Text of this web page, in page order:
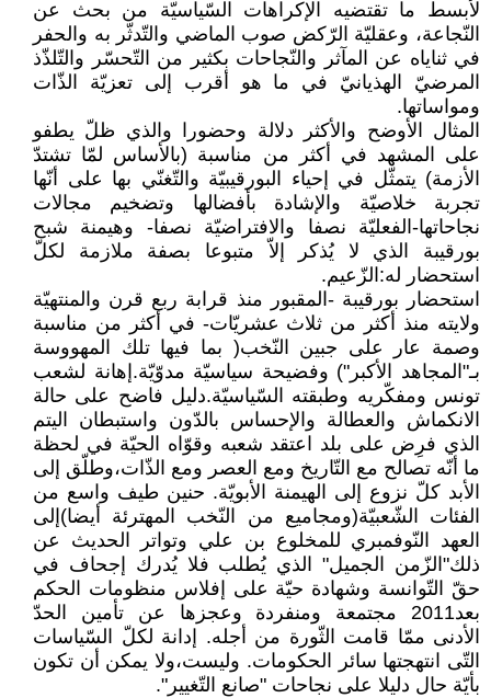
لأبسط ما تقتضيه الإكراهات السّياسيّة من بحث عن
النّجاعة، وعقليّة الرّكض صوب الماضي والتّدثّر به والحفر
في ثناياه عن المآثر والنّجاحات بكثير من التّحسّر والتّلذّذ
المرضيّ الهذيانيّ في ما هو أقرب إلى تعزيّة الذّات
ومواساتها.
المثال الأوضح والأكثر دلالة وحضورا والذي ظلّ يطفو
على المشهد في أكثر من مناسبة (بالأساس لمّا تشتدّ
الأزمة) يتمثّل في إحياء البورقيبيّة والتّغنّي بها على أنّها
تجربة خلاصيّة والإشادة بأفضالها وتضخيم مجالات
نجاحاتها-الفعليّة نصفا والافتراضيّة نصفا- وهيمنة شبح
بورقيبة الذي لا يُذكر إلاّ متبوعا بصفة ملازمة لكلّ
استحضار له:الزّعيم.
استحضار بورقيبة -المقبور منذ قرابة ربع قرن والمنتهيّة
ولايته منذ أكثر من ثلاث عشريّات- في أكثر من مناسبة
وصمة عار على جبين النّخب( بما فيها تلك المهووسة
بـ"المجاهد الأكبر") وفضيحة سياسيّة مدوّيّة.إهانة لشعب
تونس ومفكّريه وطبقته السّياسيّة.دليل فاضح على حالة
الانكماش والعطالة والإحساس بالدّون واستبطان اليتم
الذي فرِض على بلد اعتقد شعبه وقوّاه الحيّة في لحظة
ما أنّه تصالح مع التّاريخ ومع العصر ومع الذّات،وطلّق إلى
الأبد كلّ نزوع إلى الهيمنة الأبويّة. حنين طيف واسع من
الفئات الشّعبيّة(ومجاميع من النّخب المهترئة أيضا)إلى
العهد النّوفمبري للمخلوع بن علي وتواتر الحديث عن
ذلك"الزّمن الجميل" الذي يُطلب فلا يُدرك إجحاف في
حقّ التّوانسة وشهادة حيّة على إفلاس منظومات الحكم
بعد2011 مجتمعة ومنفردة وعجزها عن تأمين الحدّ
الأدنى ممّا قامت الثّورة من أجله. إدانة لكلّ السّياسات
التّى انتهجتها سائر الحكومات. وليست،ولا يمكن أن تكون
بأيّة حال دليلا على نجاحات "صانع التّغيير".